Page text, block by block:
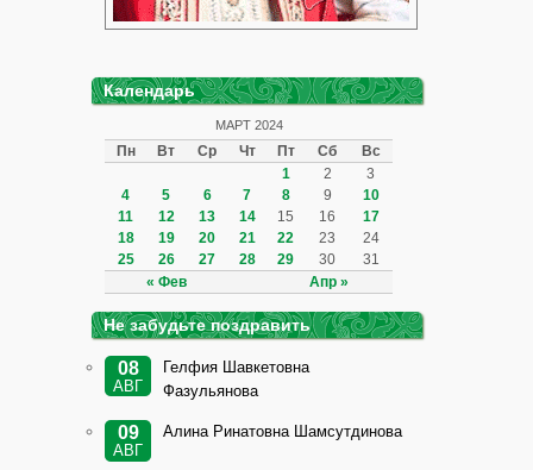
Календарь
МАРТ 2024
Пн Вт Ср Чт Пт Сб Вс
« Фев Апр »
1 2
3
4
5 6 7 8 9
10
11
12 13 14 15 16
17
18
19 20 21 22 23
24
25
26 27 28 29 30 31
Не забудьте поздравить
08
АВГ
Гелфия Шавкетовна
Фазульянова
09
АВГ
Алина Ринатовна Шамсутдинова